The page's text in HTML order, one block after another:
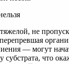
не
— могут
субстрата, что